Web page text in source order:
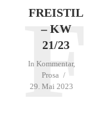
FREISTIL
– KW
21/23
InKommentar,
Prosa
29. Mai 2023
F